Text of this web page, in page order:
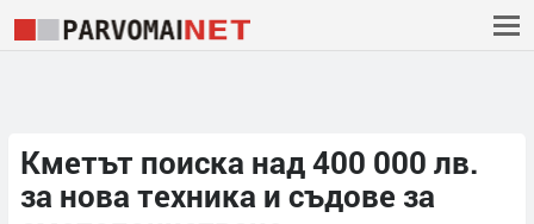
Кметът поиска над 400 000 лв.
за нова техника и съдове за